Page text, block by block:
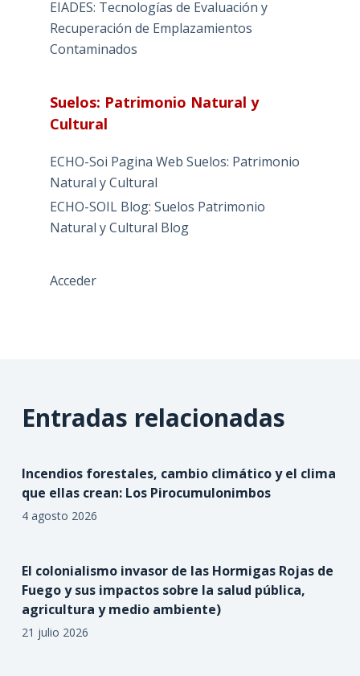
EIADES: Tecnologías de Evaluación y
Recuperación de Emplazamientos
Contaminados
Suelos: Patrimonio Natural y
Cultural
ECHO-Soi Pagina Web Suelos: Patrimonio
Natural y Cultural
ECHO-SOIL Blog: Suelos Patrimonio
Natural y Cultural Blog
Acceder
Entradas relacionadas
Incendios forestales, cambio climático y el clima
que ellas crean: Los Pirocumulonimbos
4 agosto 2026
El colonialismo invasor de las Hormigas Rojas de
Fuego y sus impactos sobre la salud pública,
agricultura y medio ambiente)
21 julio 2026